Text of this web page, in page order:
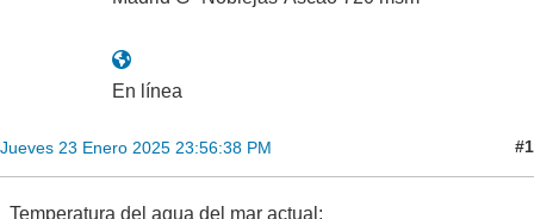
En línea
Jueves 23 Enero 2025 23:56:38 PM #1
Temperatura del agua del mar actual: